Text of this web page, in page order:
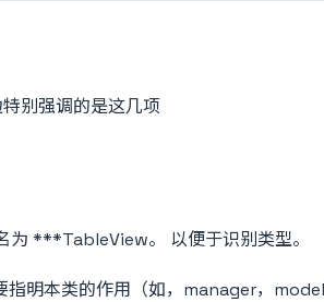
别强调的是这几项
***TableView。 以便于识别类型。
明本类的作用（如，manager，model